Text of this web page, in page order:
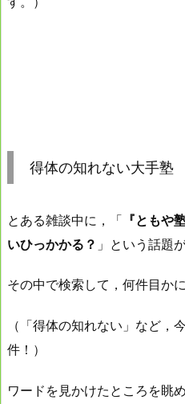
得体の知れない大手塾
とある雑談中に，「 『ともや
いひっかかる？ 」という話題
その中で検索して，何件目か
（「得体の知れない」など，
件！）
ワードを見かけたところを眺